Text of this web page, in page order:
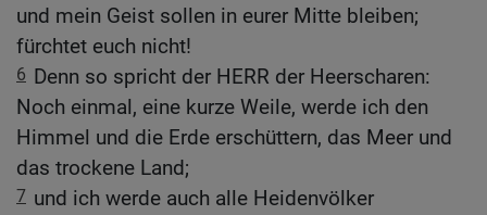
und mein Geist sollen in eurer Mitte bleiben;
fürchtet euch nicht!
6 Denn so spricht der HERR der Heerscharen:
Noch einmal, eine kurze Weile, werde ich den
Himmel und die Erde erschüttern, das Meer und
das trockene Land;
7 und ich werde auch alle Heidenvölker